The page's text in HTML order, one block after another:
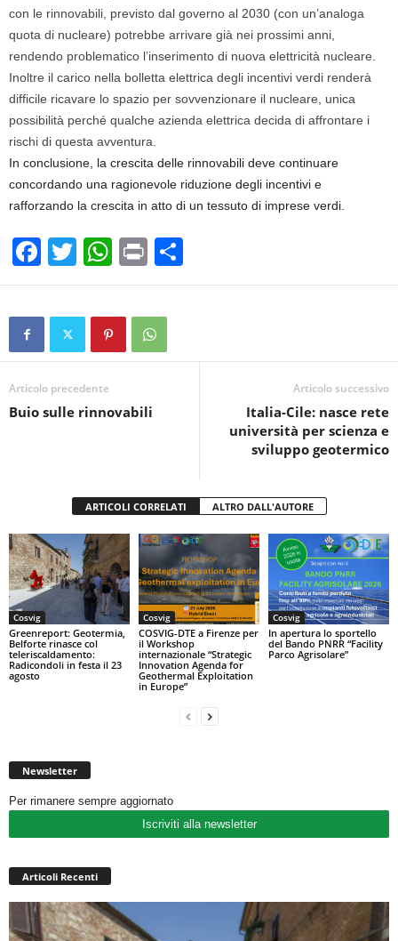
con le rinnovabili, previsto dal governo al 2030 (con un’analoga
quota di nucleare) potrebbe arrivare già nei prossimi anni,
rendendo problematico l’inserimento di nuova elettricità nucleare.
Inoltre il carico nella bolletta elettrica degli incentivi verdi renderà
difficile ricavare lo spazio per sovvenzionare il nucleare, unica
possibilità perché qualche azienda elettrica decida di affrontare i
rischi di questa avventura.
In conclusione, la crescita delle rinnovabili deve continuare
concordando una ragionevole riduzione degli incentivi e
rafforzando la crescita in atto di un tessuto di imprese verdi.
F
a
c
b
o
o
T
wi
tt
W
h
at
s
A
p
Pr
in
t
o
vi
Articolo precedente
Buio sulle rinnovabili
Articolo successivo
Italia-Cile: nasce rete
università per scienza e
sviluppo geotermico
ARTICOLI CORRELATI ALTRO DALL'AUTORE
Cosvig
Greenreport: Geotermia,
Belforte rinasce col
teleriscaldamento:
Radicondoli in festa il 23
agosto
Cosvig
COSVIG-DTE a Firenze per
il Workshop
internazionale “Strategic
Innovation Agenda for
Geothermal Exploitation
in Europe”
Cosvig
In apertura lo sportello
del Bando PNRR “Facility
Parco Agrisolare”
Newsletter
Per rimanere sempre aggiornato
Iscriviti alla newsletter
Articoli Recenti